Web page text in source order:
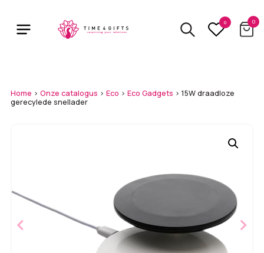
main
0 0
Home > Onze catalogus > Eco > Eco Gadgets > 15W draadloze
gerecylede snellader